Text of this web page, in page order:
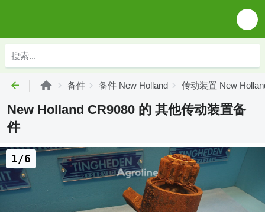
备件 备件 New Holland 传动装置 New
New Holland CR9080 的 其他传动装置备
件
1/6